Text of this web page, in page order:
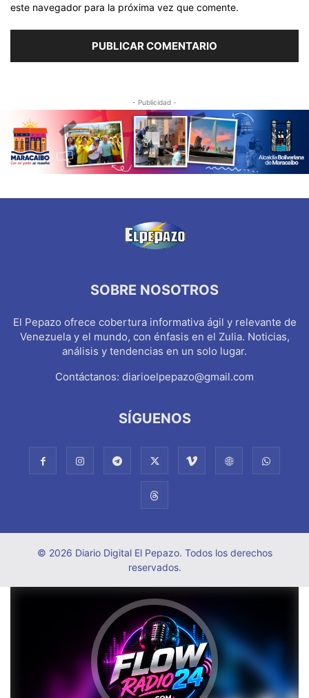
este navegador para la próxima vez que comente.
- Publicidad -
SOBRE NOSOTROS
El Pepazo ofrece cobertura informativa ágil y relevante de
Venezuela y el mundo, con énfasis en el Zulia. Noticias,
análisis y tendencias en un solo lugar.
Contáctanos: diarioelpepazo@gmail.com
SÍGUENOS
© 2026 Diario Digital El Pepazo. Todos los derechos
reservados.